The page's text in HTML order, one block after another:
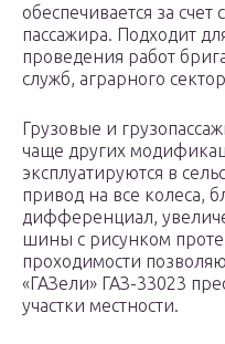
обеспечивается за
пассажира. Подходит
проведения работ
служб, аграрного
Грузовые и
чаще других
эксплуатируются в
привод на все колеса,
дифференциал,
шины с рисунком
проходимости
«ГАЗели» ГАЗ-33023
участки местности.